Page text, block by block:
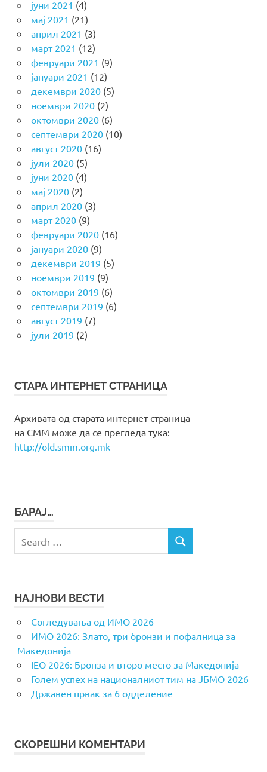
јуни 2021 (4)
мај 2021 (21)
април 2021 (3)
март 2021 (12)
февруари 2021 (9)
јануари 2021 (12)
декември 2020(5)
ноември 2020(2)
октомври 2020(6)
септември 2020(10)
август 2020(16)
јули 2020(5)
јуни 2020(4)
мај 2020(2)
април 2020(3)
март 2020(9)
февруари 2020(16)
јануари 2020(9)
декември 2019 (5)
ноември 2019 (9)
октомври 2019 (6)
септември 2019 (6)
август 2019 (7)
јули 2019 (2)
СТАРА ИНТЕРНЕТ СТРАНИЦА
Архивата од старата интернет страница
на СММ може да се прегледа тука:
http://old.smm.org.mk
БАРАЈ…
for:
SEARCH
НАЈНОВИ ВЕСТИ
Согледувања од ИМО 2026
ИМО 2026: Злато, три бронзи и пофалница за
Македонија
IEO 2026: Бронза и второ место за Македонија
Голем успех на националниот тим на ЈБМО 2026
Државен првак за 6 одделение
СКОРЕШНИ КОМЕНТАРИ